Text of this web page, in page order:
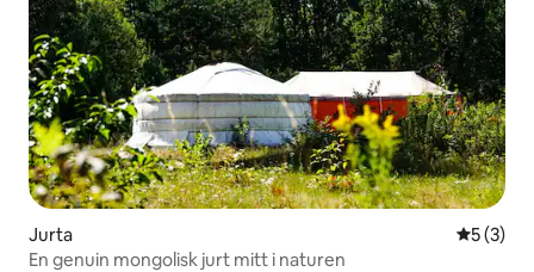
Jurta 5 av 5 i
5 (3)
En genuin mongolisk jurt mitt i naturen